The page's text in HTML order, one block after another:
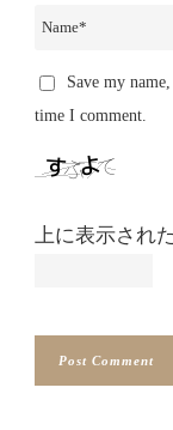
Save my
time I comment.
上に表示され